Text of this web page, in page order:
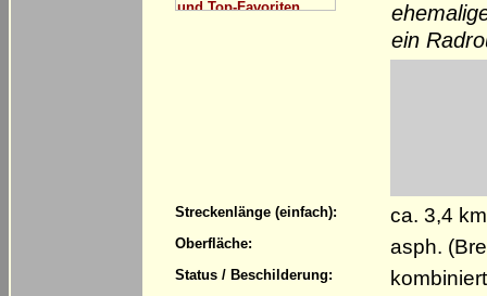
ein
Streckenlänge (einfach): ca. 3,4
Oberfläche: asph.
Status / Beschilderung: